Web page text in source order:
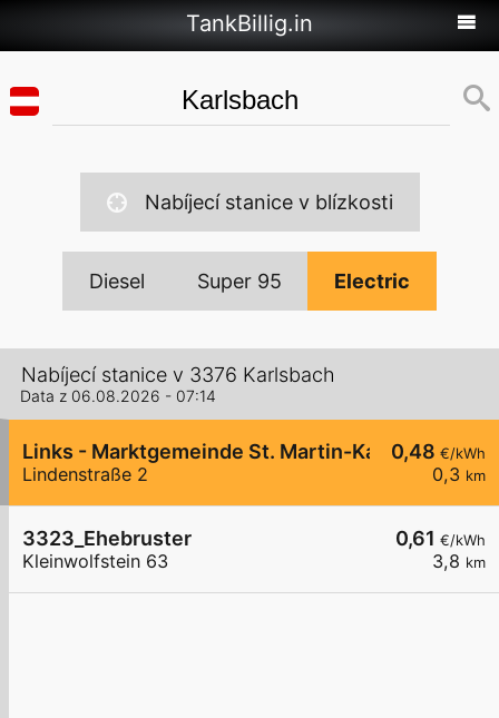
TankBillig.in
Nabíjecí stanice v blízkosti
Diesel Super 95 Electric
Nabíjecí stanice v 3376 Karlsbach
Data z 06.08.2026 - 07:14
0,48 €/kWh
0,3 km
Links - Marktgemeinde St. Martin-Karlsbach
Lindenstraße 2
0,61 €/kWh
3,8 km
3323_Ehebruster
Kleinwolfstein 63